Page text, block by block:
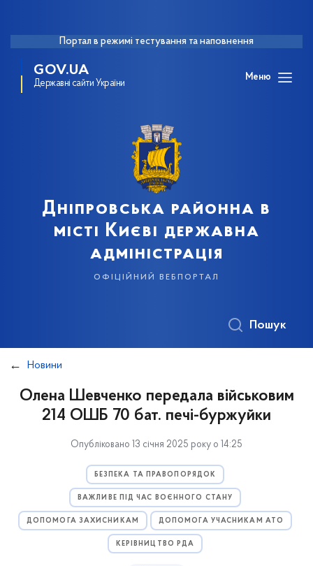
Портал в режимі тестування та наповнення
GOV.UA
Державні сайти України
Меню
Дніпровська районна в
місті Києві державна
адміністрація
офіційний вебпортал
Пошук
Новини
Олена Шевченко передала військовим
214 ОШБ 70 бат. печі-буржуйки
Опубліковано 13 січня 2025 року о 14:25
БЕЗПЕКА ТА ПРАВОПОРЯДОК
ВАЖЛИВЕ ПІД ЧАС ВОЄННОГО СТАНУ
ДОПОМОГА ЗАХИСНИКАМ ДОПОМОГА УЧАСНИКАМ АТО
КЕРІВНИЦТВО РДА